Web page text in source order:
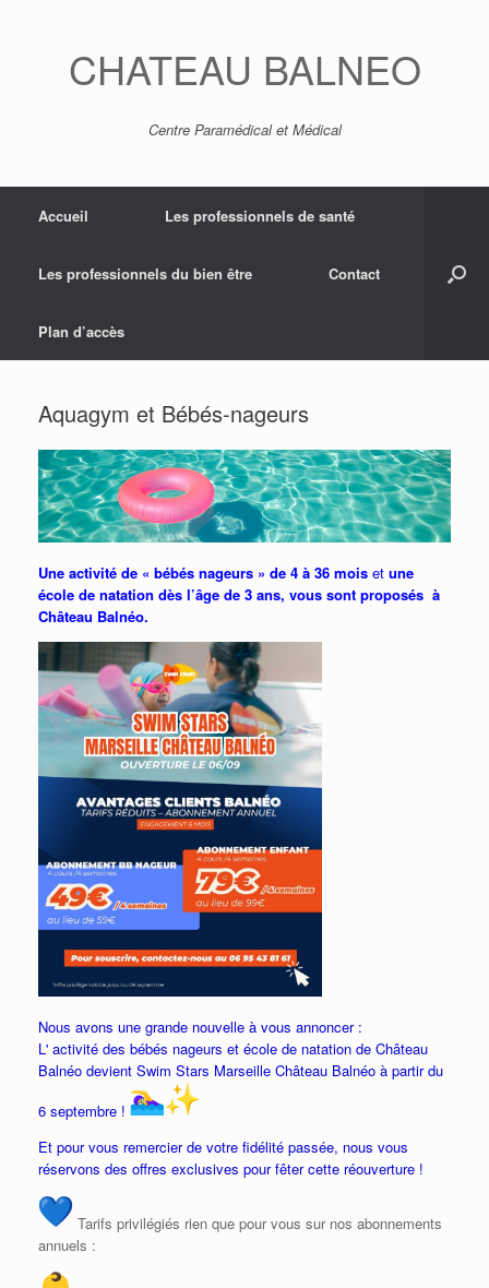
CHATEAU BALNEO
Centre Paramédical et Médical
Accueil Les professionnels de santé
Les professionnels du bien être Contact
Plan d’accès
Aquagym et Bébés-nageurs
Une activité de « bébés nageurs » de 4 à 36 mois et une
école de natation dès l’âge de 3 ans, vous sont proposés à
Château Balnéo.
Nous avons une grande nouvelle à vous annoncer :
L' activité des bébés nageurs et école de natation de Château
Balnéo devient Swim Stars Marseille Château Balnéo à partir du
6 septembre !
Et pour vous remercier de votre fidélité passée, nous vous
réservons des offres exclusives pour fêter cette réouverture !
Tarifs privilégiés rien que pour vous sur nos abonnements
annuels :